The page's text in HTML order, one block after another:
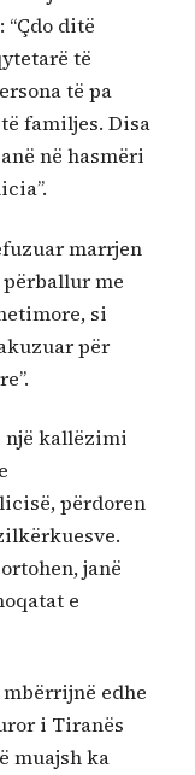
ditë
të
të pa
familjes. Disa
në hasmëri
marrjen
me
si
për
një kallëzimi
përdoren
janë
e
mbërrijnë edhe
i Tiranës
muajsh ka